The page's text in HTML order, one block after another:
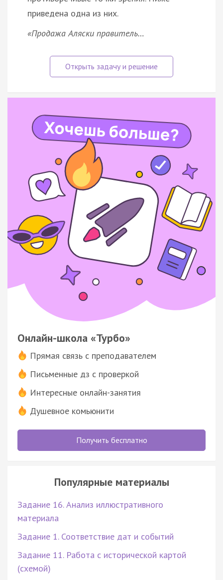
приведена одна из них.
«Продажа Аляски правитель…
Онлайн-школа «Турбо»
Прямая связь с преподавателем
Письменные дз с проверкой
Интересные онлайн-занятия
Душевное комьюнити
Получить бесплатно
Популярные материалы
Задание 16. Анализ иллюстративного
материала
Задание 1. Соответствие дат и событий
Задание 11. Работа с исторической картой
(схемой)